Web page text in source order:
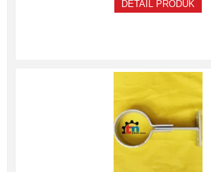
DETAIL PRODUK